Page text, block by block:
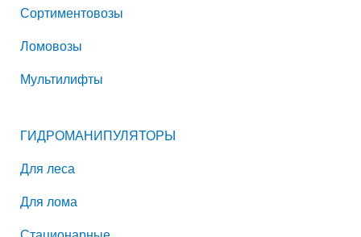
Сортиментовозы
Ломовозы
Мультилифты
ГИДРОМАНИПУЛЯТОРЫ
Для леса
Для лома